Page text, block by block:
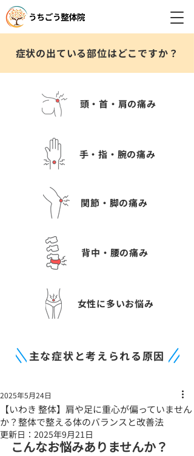
症状の出ている部位はどこですか？
頭・首・肩の痛み
手・指・腕の痛み
関節・脚の痛み
背中・腰の痛み
女性に多いお悩み
主な症状と考えられる原因
【いわき 整体】肩や足に重心が偏っていません
か？整体で整える体のバランスと改善法
2025年5月24日
更新日： 2025年9月21日
こんなお悩みありませんか？